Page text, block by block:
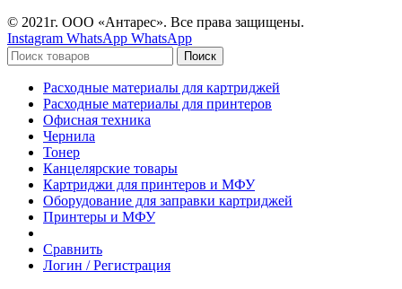
© 2021г. ООО «Антарес». Все права защищены.
Instagram WhatsApp WhatsApp
Поиск
Расходные материалы для картриджей
Расходные материалы для принтеров
Офисная техника
Чернила
Тонер
Канцелярские товары
Картриджи для принтеров и МФУ
Оборудование для заправки картриджей
Принтеры и МФУ
Сравнить
Логин / Регистрация